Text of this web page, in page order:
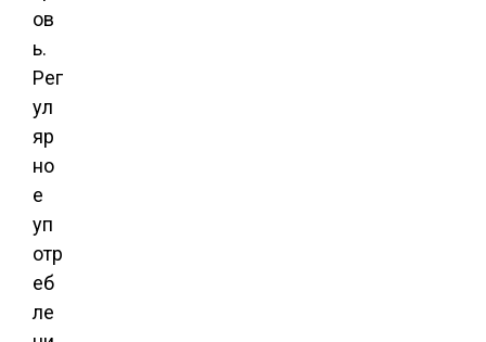
ов
ь.
Рег
ул
яр
но
е
уп
отр
еб
ле